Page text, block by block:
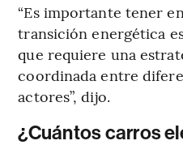
“Es importante tener
transición energética
que requiere una
coordinada entre
actores”, dijo.
¿Cuántos carros